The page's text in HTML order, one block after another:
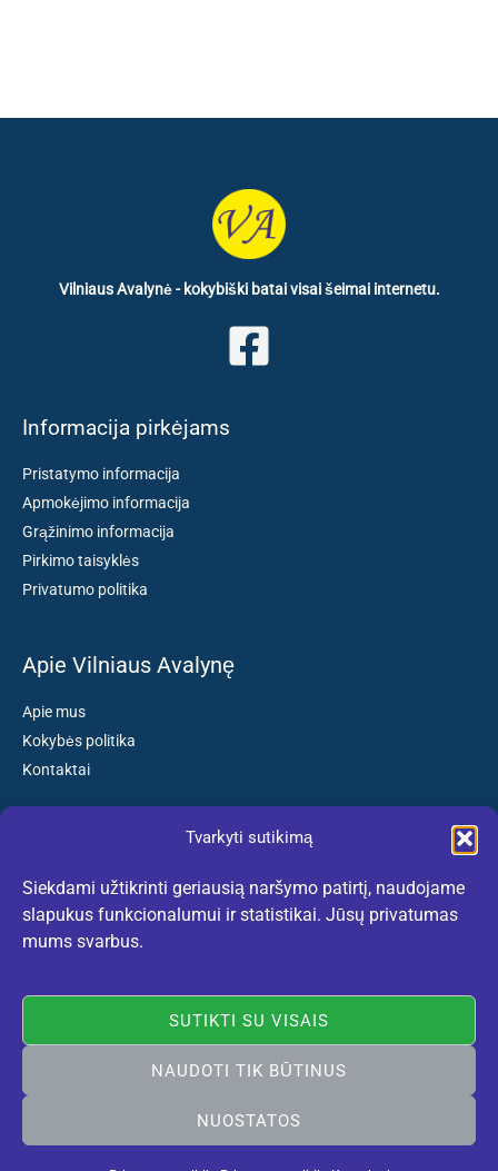
Tvarkyti sutikimą
Siekdami užtikrinti geriausią naršymo patirtį, naudojame
slapukus funkcionalumui ir statistikai. Jūsų privatumas
mums svarbus.
SUTIKTI SU VISAIS
NAUDOTI TIK BŪTINUS
NUOSTATOS
Vilniaus Avalynė - kokybiški batai visai šeimai internetu.
Informacija pirkėjams
Pristatymo informacija
Apmokėjimo informacija
Grąžinimo informacija
Pirkimo taisyklės
Privatumo politika
Apie Vilniaus Avalynę
Apie mus
Kokybės politika
Kontaktai
El. paštas: kokybiskibatai@gmail.com
Tel. +370 659 77132
© 2005-2026 Vilniaus Avalynė. Visos teisės saugomos. Sukurta
Vilniausweb